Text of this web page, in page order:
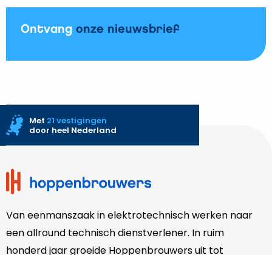
wat
betekent
Ontvang onze nieuwsbrief
Site
Met 21 vestigingen
door heel Nederland
Van eenmanszaak in elektrotechnisch werken naar
een allround technisch dienstverlener. In ruim
honderd jaar groeide Hoppenbrouwers uit tot